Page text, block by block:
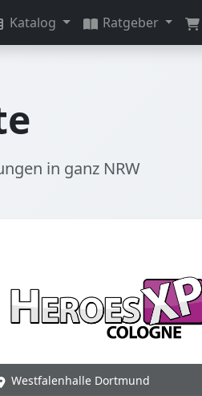
Katalog Ratgeber
in ganz NRW
Westfalenhalle Dortmund